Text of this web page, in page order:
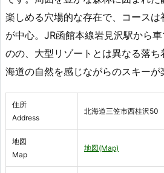
楽しめる穴場的な存在で、コース
が中心。JR函館本線岩見沢駅から
のの、大型リゾートとは異なる落
海道の自然を感じながらのスキーが
住所
Address
北海道三笠市西桂沢50
地図
Map
地図(Map)